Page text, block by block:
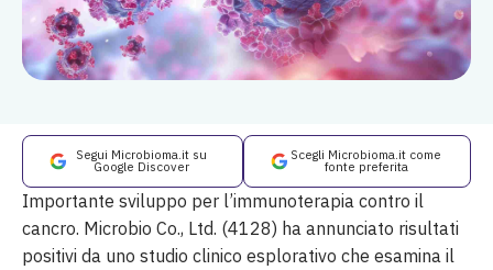
Segui Microbioma.it su
Google Discover
Scegli Microbioma.it come
fonte preferita
Importante sviluppo per l’immunoterapia contro il
cancro. Microbio Co., Ltd. (4128) ha annunciato risultati
positivi da uno studio clinico esplorativo che esamina il